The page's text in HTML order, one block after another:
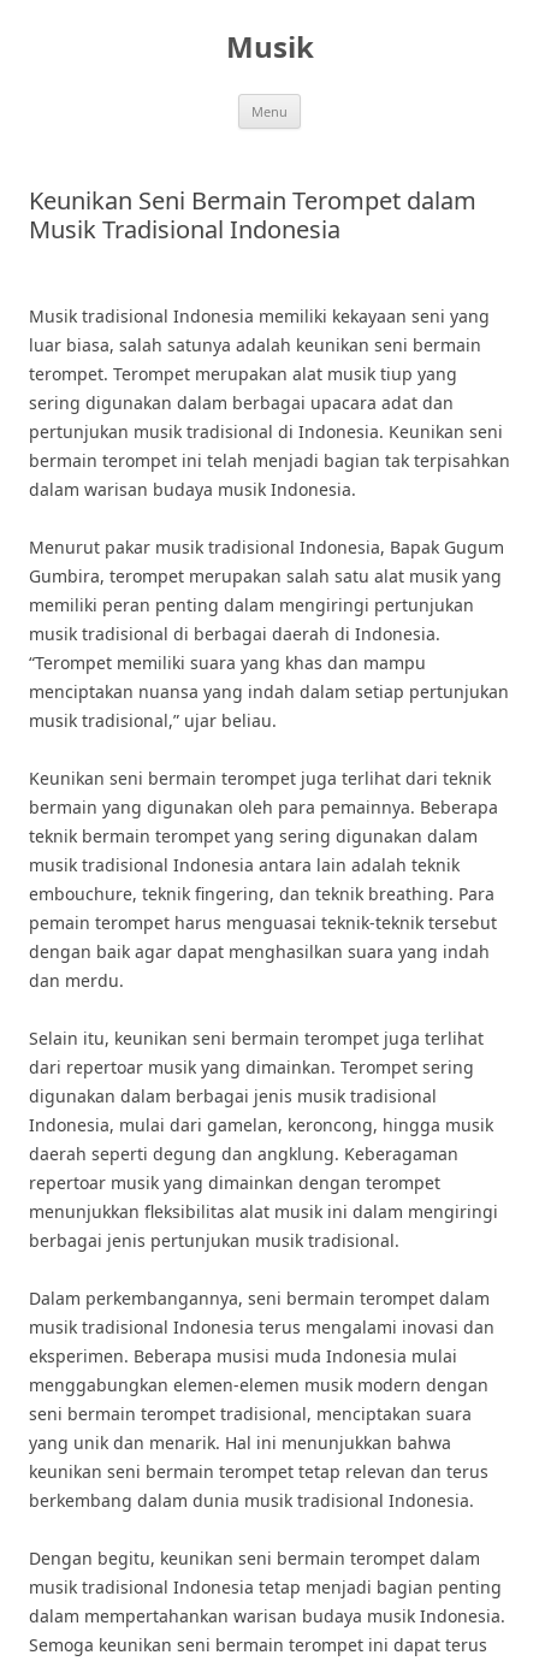
Musik
Menu
Keunikan Seni Bermain Terompet dalam
Musik Tradisional Indonesia
Musik tradisional Indonesia memiliki kekayaan seni yang
luar biasa, salah satunya adalah keunikan seni bermain
terompet. Terompet merupakan alat musik tiup yang
sering digunakan dalam berbagai upacara adat dan
pertunjukan musik tradisional di Indonesia. Keunikan seni
bermain terompet ini telah menjadi bagian tak terpisahkan
dalam warisan budaya musik Indonesia.
Menurut pakar musik tradisional Indonesia, Bapak Gugum
Gumbira, terompet merupakan salah satu alat musik yang
memiliki peran penting dalam mengiringi pertunjukan
musik tradisional di berbagai daerah di Indonesia.
“Terompet memiliki suara yang khas dan mampu
menciptakan nuansa yang indah dalam setiap pertunjukan
musik tradisional,” ujar beliau.
Keunikan seni bermain terompet juga terlihat dari teknik
bermain yang digunakan oleh para pemainnya. Beberapa
teknik bermain terompet yang sering digunakan dalam
musik tradisional Indonesia antara lain adalah teknik
embouchure, teknik fingering, dan teknik breathing. Para
pemain terompet harus menguasai teknik-teknik tersebut
dengan baik agar dapat menghasilkan suara yang indah
dan merdu.
Selain itu, keunikan seni bermain terompet juga terlihat
dari repertoar musik yang dimainkan. Terompet sering
digunakan dalam berbagai jenis musik tradisional
Indonesia, mulai dari gamelan, keroncong, hingga musik
daerah seperti degung dan angklung. Keberagaman
repertoar musik yang dimainkan dengan terompet
menunjukkan fleksibilitas alat musik ini dalam mengiringi
berbagai jenis pertunjukan musik tradisional.
Dalam perkembangannya, seni bermain terompet dalam
musik tradisional Indonesia terus mengalami inovasi dan
eksperimen. Beberapa musisi muda Indonesia mulai
menggabungkan elemen-elemen musik modern dengan
seni bermain terompet tradisional, menciptakan suara
yang unik dan menarik. Hal ini menunjukkan bahwa
keunikan seni bermain terompet tetap relevan dan terus
berkembang dalam dunia musik tradisional Indonesia.
Dengan begitu, keunikan seni bermain terompet dalam
musik tradisional Indonesia tetap menjadi bagian penting
dalam mempertahankan warisan budaya musik Indonesia.
Semoga keunikan seni bermain terompet ini dapat terus